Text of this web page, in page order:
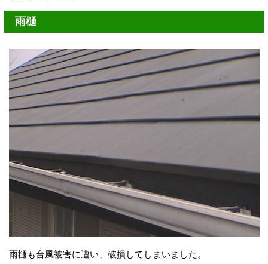
雨樋
雨樋も台風被害に遭い、破損してしまいました。